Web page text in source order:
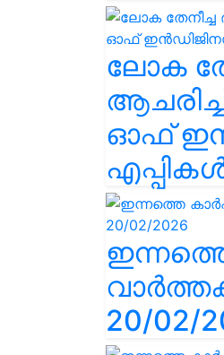
ലോക
ഓഫ്
20/02/